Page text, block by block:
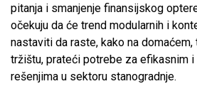
pitanja i smanjenje finansijskog
očekuju da će trend modularnih i
nastaviti da raste, kako na
tržištu, prateći potrebe za efikasnim
rešenjima u sektoru stanogradnje.